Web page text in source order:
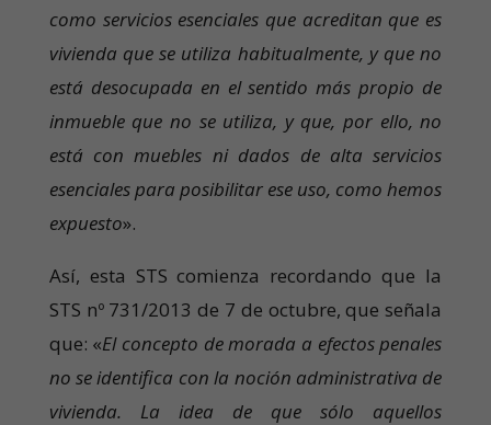
como servicios esenciales que acreditan que es
vivienda que se utiliza habitualmente, y que no
está desocupada en el sentido más propio de
inmueble que no se utiliza, y que, por ello, no
está con muebles ni dados de alta servicios
esenciales para posibilitar ese uso, como hemos
expuesto».
Así, esta STS comienza recordando que la
STS nº 731/2013 de 7 de octubre, que señala
que: «El concepto de morada a efectos penales
no se identifica con la noción administrativa de
vivienda. La idea de que sólo aquellos